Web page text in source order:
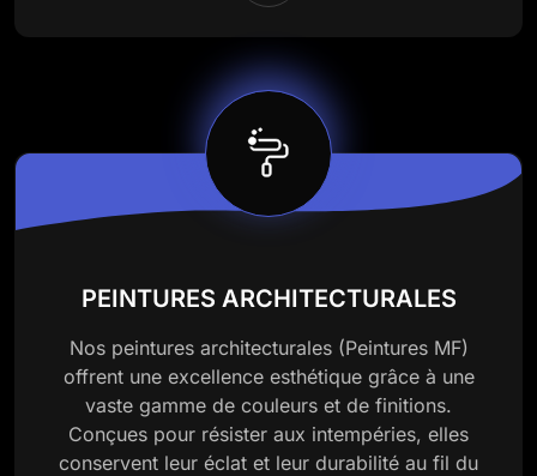
PEINTURES ARCHITECTURALES
Nos peintures architecturales (Peintures MF)
offrent une excellence esthétique grâce à une
vaste gamme de couleurs et de finitions.
Conçues pour résister aux intempéries, elles
conservent leur éclat et leur durabilité au fil du